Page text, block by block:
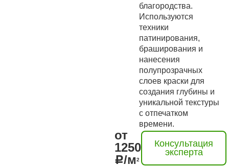
благородства.
Используются
техники
патинирования,
браширования и
нанесения
полупрозрачных
слоев краски для
создания глубины и
уникальной текстуры
с отпечатком
времени.
от
1250
/м2
Консультация
эксперта